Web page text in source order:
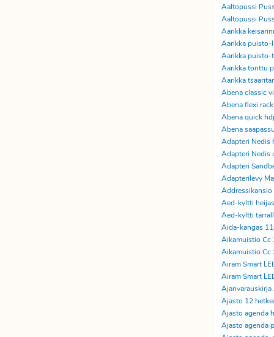
Aaltopussi
Aaltopussi
Aarikka
Aarikka puisto-
Aarikka puisto-
Aarikka tonttu
Aarikka
Abena classic
Abena flexi
Abena quick
Abena
Adapteri Nedis
Adapteri
Adapteri
Adapterilevy
Aed-kyltti
Aed-kyltti
Aida-kangas
Aikamuistio Cc
Aikamuistio Cc
Airam Smart
Airam Smart
Ajasto 12
Ajasto agenda
Ajasto agenda